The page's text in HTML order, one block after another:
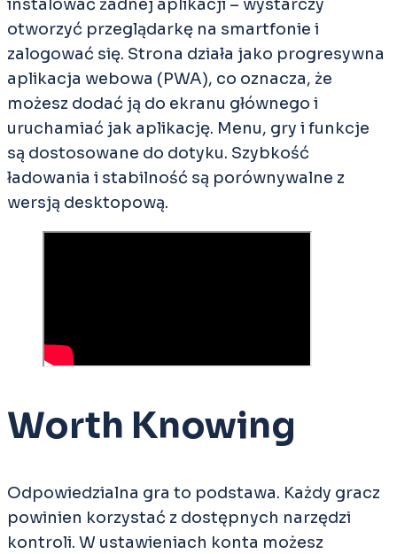
instalować żadnej aplikacji – wystarczy
otworzyć przeglądarkę na smartfonie i
zalogować się. Strona działa jako progresywna
aplikacja webowa (PWA), co oznacza, że
możesz dodać ją do ekranu głównego i
uruchamiać jak aplikację. Menu, gry i funkcje
są dostosowane do dotyku. Szybkość
ładowania i stabilność są porównywalne z
wersją desktopową.
Worth Knowing
Odpowiedzialna gra to podstawa. Każdy gracz
powinien korzystać z dostępnych narzędzi
kontroli. W ustawieniach konta możesz